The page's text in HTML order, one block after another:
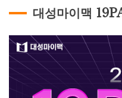
대성마이맥